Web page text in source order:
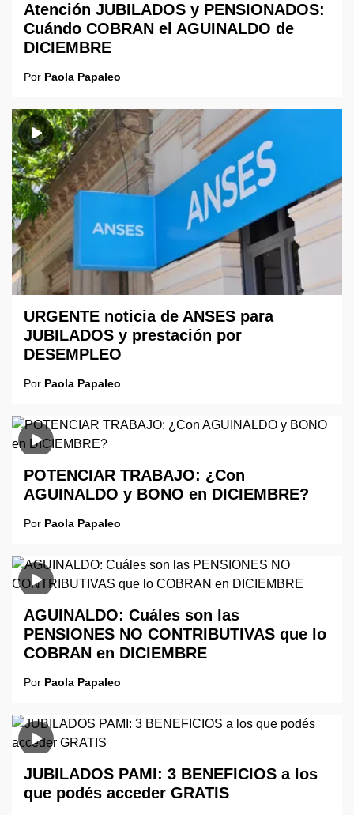
Atención JUBILADOS y PENSIONADOS:
Cuándo COBRAN el AGUINALDO de
DICIEMBRE
Por Paola Papaleo
URGENTE noticia de ANSES para
JUBILADOS y prestación por
DESEMPLEO
Por Paola Papaleo
POTENCIAR TRABAJO: ¿Con
AGUINALDO y BONO en DICIEMBRE?
Por Paola Papaleo
AGUINALDO: Cuáles son las
PENSIONES NO CONTRIBUTIVAS que lo
COBRAN en DICIEMBRE
Por Paola Papaleo
JUBILADOS PAMI: 3 BENEFICIOS a los
que podés acceder GRATIS